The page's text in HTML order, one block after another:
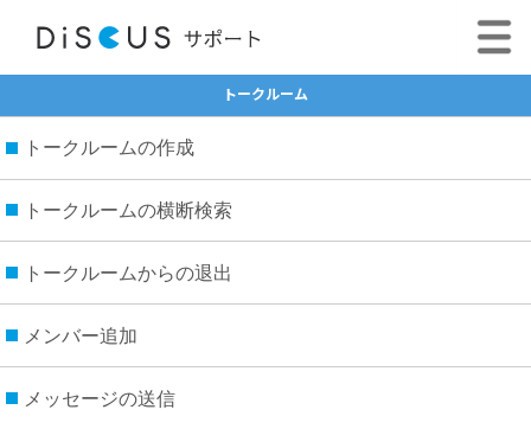
トークルーム
トークルームの作成
トークルームの横断検索
トークルームからの退出
メンバー追加
メッセージの送信